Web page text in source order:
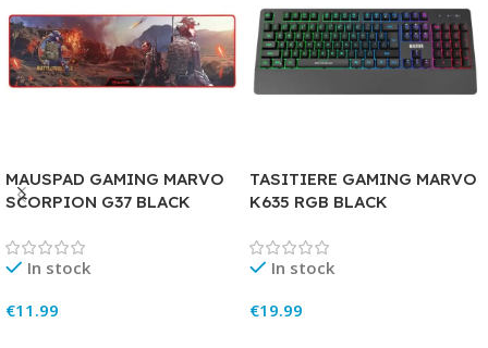
MAUSPAD GAMING MARVO
SCORPION G37 BLACK
In stock
€11.99
TASITIERE GAMING MARVO
K635 RGB BLACK
In stock
€19.99